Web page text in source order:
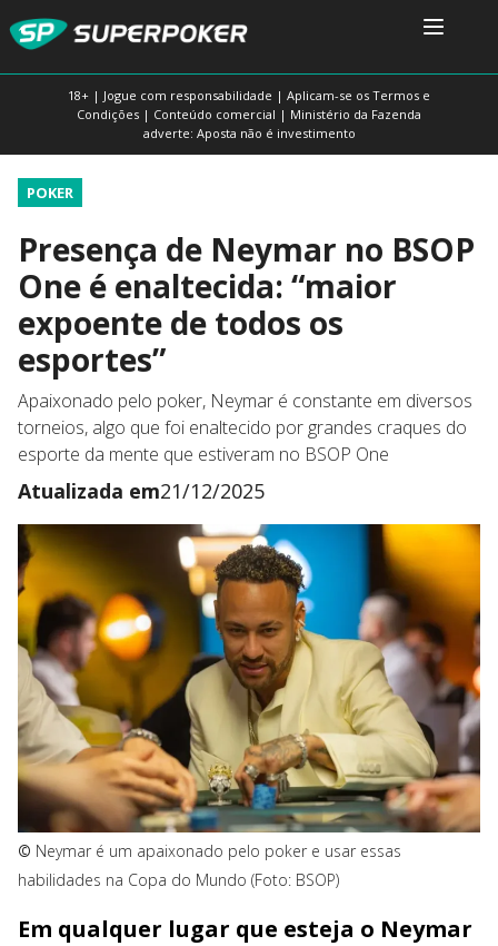
18+ | Jogue com responsabilidade | Aplicam-se os Termos e
Condições | Conteúdo comercial | Ministério da Fazenda
adverte: Aposta não é investimento
POKER
Presença de Neymar no BSOP
One é enaltecida: “maior
expoente de todos os
esportes”
Apaixonado pelo poker, Neymar é constante em diversos
torneios, algo que foi enaltecido por grandes craques do
esporte da mente que estiveram no BSOP One
Atualizada em21/12/2025
© Neymar é um apaixonado pelo poker e usar essas
habilidades na Copa do Mundo (Foto: BSOP)
Em qualquer lugar que esteja o Neymar